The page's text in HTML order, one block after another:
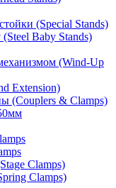
(Special Stands)
Baby Stands)
(Wind-Up
Extension)
(Couplers & Clamps)
Clamps)
Clamps)